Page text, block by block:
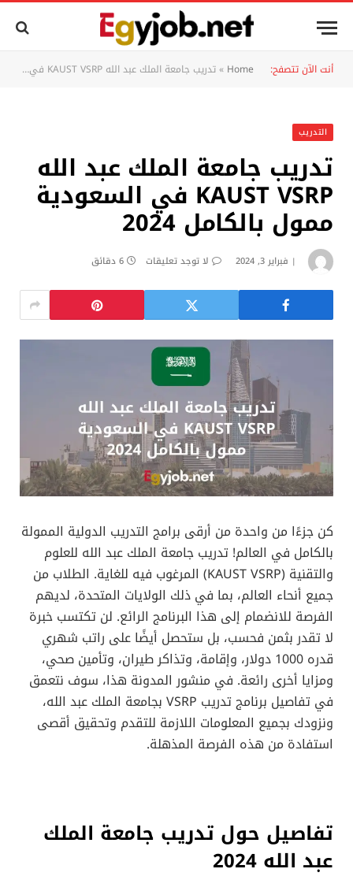
أنت الآن تتصفح: Home
»تدريب جامعة الملك عبد الله KAUST VSRP في السعودية ممول بالكامل 2024
التدريب
تدريب جامعة الملك عبد الله
KAUST VSRP في السعودية
ممول بالكامل 2024
فبراير 3, 2024 لا توجد تعليقات 6 دقائق
كن جزءًا من واحدة من أرقى برامج التدريب الدولية الممولة
بالكامل في العالم! تدريب جامعة الملك عبد الله للعلوم
والتقنية (KAUST VSRP) المرغوب فيه للغاية. الطلاب من
جميع أنحاء العالم، بما في ذلك الولايات المتحدة، لديهم
الفرصة للانضمام إلى هذا البرنامج الرائع. لن تكتسب خبرة
لا تقدر بثمن فحسب، بل ستحصل أيضًا على راتب شهري
قدره 1000 دولار، وإقامة، وتذاكر طيران، وتأمين صحي،
ومزايا أخرى رائعة. في منشور المدونة هذا، سوف نتعمق
في تفاصيل برنامج تدريب VSRP بجامعة الملك عبد الله،
ونزودك بجميع المعلومات اللازمة للتقدم وتحقيق أقصى
استفادة من هذه الفرصة المذهلة.
تفاصيل حول تدريب جامعة الملك
عبد الله 2024